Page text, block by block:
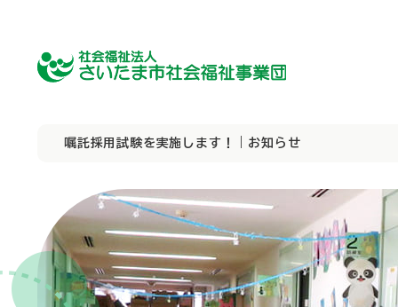
障害者向け施設
理事長挨拶
障害者向け施設
嘱託採用試験を実施します！｜お知らせ